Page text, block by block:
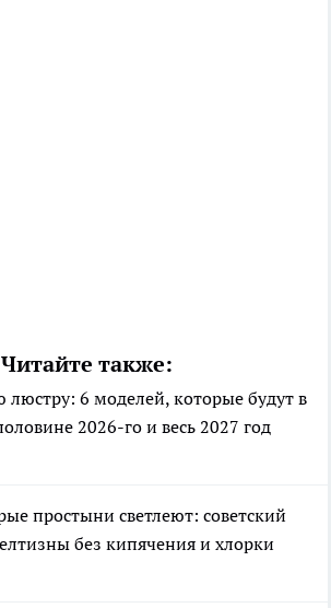
Читайте также:
люстру: 6 моделей, которые будут в
2026-го и весь 2027 год
простыни светлеют: советский
без кипячения и хлорки